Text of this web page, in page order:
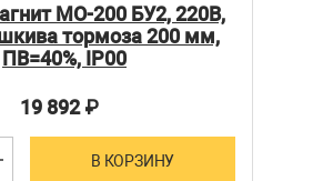
МО-200 БУ2, 220В,
тормоза 200 мм,
ПВ=40%, IP00
19 892₽
В КОРЗИНУ